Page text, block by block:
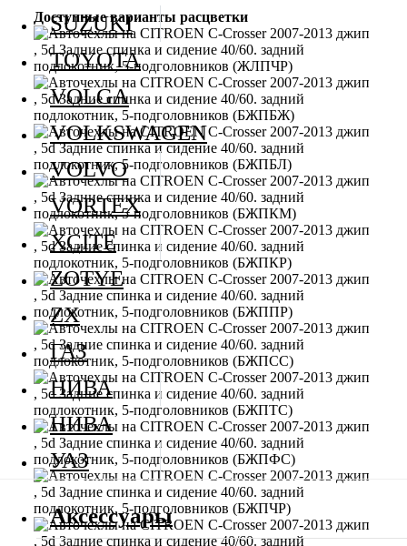
Доступные варианты расцветки
SUZUKI
TOYOTA
VOLGA
VOLKSWAGEN
VOLVO
VORTEX
XCITE
ZOTYE
ZX
ГАЗ
НИВА
НИВА
УАЗ
Аксессуары